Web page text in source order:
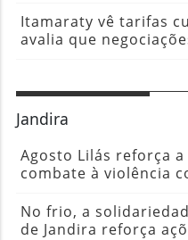
Itamaraty vê tarifas
avalia que
Jandira
Agosto Lilás reforça
combate à violência
No frio, a
de Jandira reforça